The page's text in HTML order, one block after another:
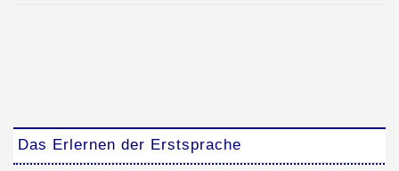
Das Erlernen der Erstsprache